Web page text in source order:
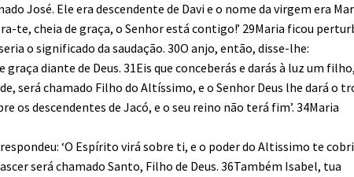
José. Ele era descendente de Davi e o nome da virgem era
te, cheia de graça, o Senhor está contigo!’ 29Maria ficou
o significado da saudação. 30O anjo, então, disse-lhe:
diante de Deus. 31Eis que conceberás e darás à luz um
será chamado Filho do Altíssimo, e o Senhor Deus lhe dará o
os descendentes de Jacó, e o seu reino não terá fim’. 34Maria
‘O Espírito virá sobre ti, e o poder do Altissimo te
será chamado Santo, Filho de Deus. 36Também Isabel, tua